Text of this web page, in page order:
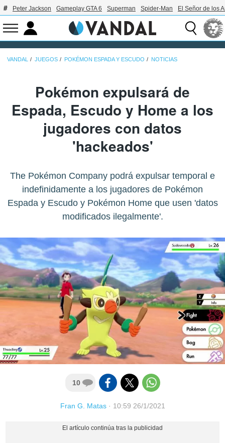
Peter Jackson Gameplay GTA 6 Superman Spider-Man El Señor de los
VANDAL JUEGOS POKÉMON ESPADA Y ESCUDO NOTICIAS
Pokémon expulsará de
Espada, Escudo y Home a los
jugadores con datos
'hackeados'
The Pokémon Company podrá expulsar temporal e
indefinidamente a los jugadores de Pokémon
Espada y Escudo y Pokémon Home que usen 'datos
modificados ilegalmente'.
10
Fran G. Matas· 10:59 26/1/2021